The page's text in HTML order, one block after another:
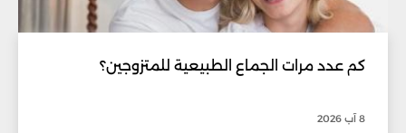
كم عدد مرات الجماع الطبيعية للمتزوجين؟
8 آب 2026